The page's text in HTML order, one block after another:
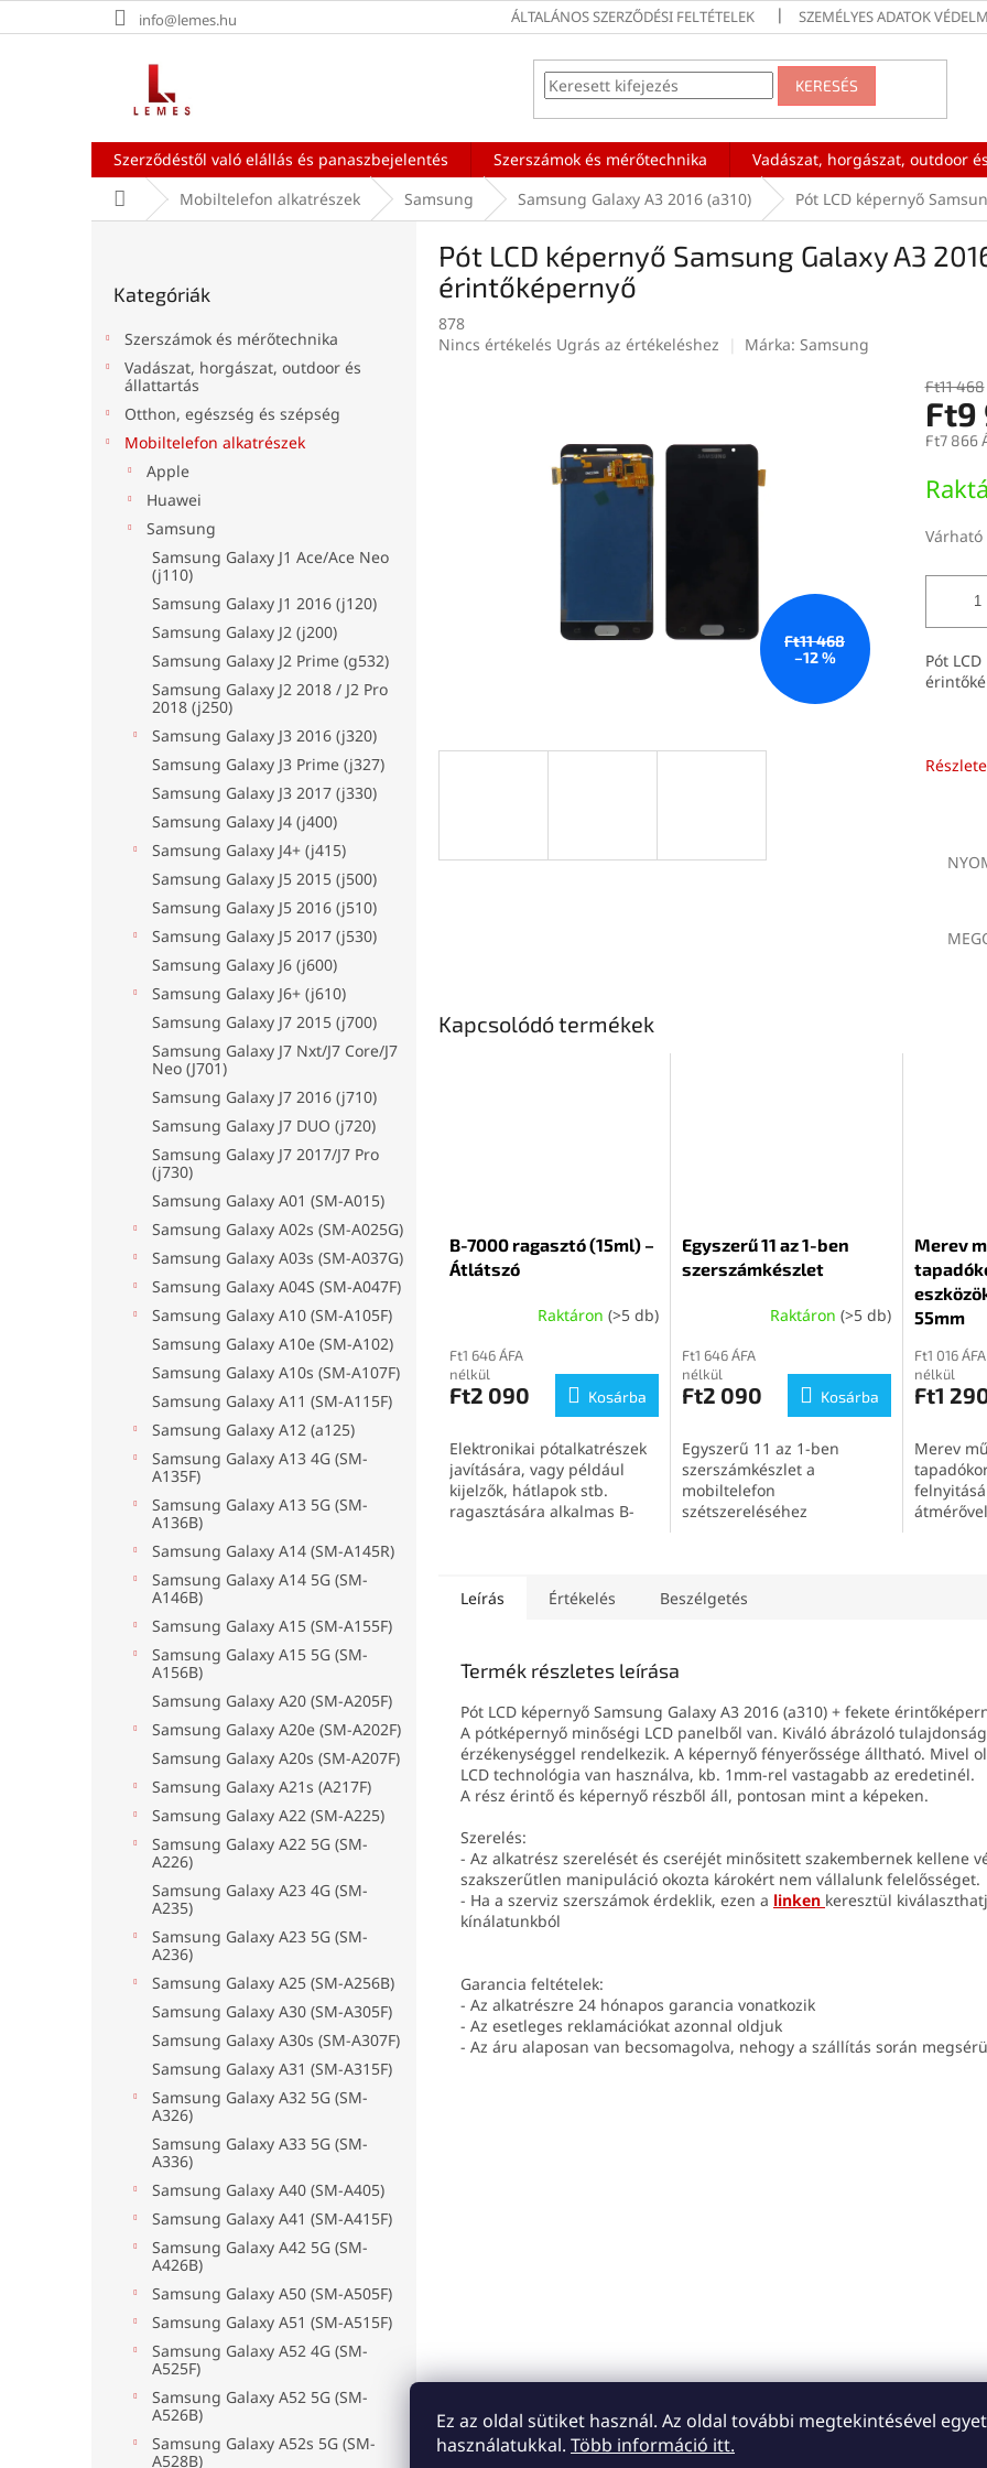
Ez az oldal sütiket használ. Az oldal további megtekintésével
használatukkal. Több információ itt.
a
info@lemes.hu ÁLTALÁNOS SZERZŐDÉSI FELTÉTELEK SZEMÉLYES ADATOK
KERESÉS
Szerződéstől való elállás és panaszbejelentés Szerszámok és mérőtechnika
Vadászat, horgászat, outdoor
KezdőlapMobiltelefon alkatrészek Samsung Samsung Galaxy A3 2016 (a310) Pót LCD képernyő
átugrása
Kategóriák
Szerszámok és mérőtechnika
Vadászat, horgászat, outdoor és
állattartás
Otthon, egészség és szépség
Mobiltelefon alkatrészek
Apple
Huawei
Samsung
Samsung Galaxy J1 Ace/Ace Neo
(j110)
Samsung Galaxy J1 2016 (j120)
Samsung Galaxy J2 (j200)
Samsung Galaxy J2 Prime (g532)
Samsung Galaxy J2 2018 / J2 Pro
2018 (j250)
Samsung Galaxy J3 2016 (j320)
Samsung Galaxy J3 Prime (j327)
Samsung Galaxy J3 2017 (j330)
Samsung Galaxy J4 (j400)
Samsung Galaxy J4+ (j415)
Samsung Galaxy J5 2015 (j500)
Samsung Galaxy J5 2016 (j510)
Samsung Galaxy J5 2017 (j530)
Samsung Galaxy J6 (j600)
Samsung Galaxy J6+ (j610)
Samsung Galaxy J7 2015 (j700)
Samsung Galaxy J7 Nxt/J7 Core/J7
Neo (J701)
Samsung Galaxy J7 2016 (j710)
Samsung Galaxy J7 DUO (j720)
Samsung Galaxy J7 2017/J7 Pro
(j730)
Samsung Galaxy A01 (SM-A015)
Samsung Galaxy A02s (SM-A025G)
Samsung Galaxy A03s (SM-A037G)
Samsung Galaxy A04S (SM-A047F)
Samsung Galaxy A10 (SM-A105F)
Samsung Galaxy A10e (SM-A102)
Samsung Galaxy A10s (SM-A107F)
Samsung Galaxy A11 (SM-A115F)
Samsung Galaxy A12 (a125)
Samsung Galaxy A13 4G (SM-
A135F)
Samsung Galaxy A13 5G (SM-
A136B)
Samsung Galaxy A14 (SM-A145R)
Samsung Galaxy A14 5G (SM-
A146B)
Samsung Galaxy A15 (SM-A155F)
Samsung Galaxy A15 5G (SM-
A156B)
Samsung Galaxy A20 (SM-A205F)
Samsung Galaxy A20e (SM-A202F)
Samsung Galaxy A20s (SM-A207F)
Samsung Galaxy A21s (A217F)
Samsung Galaxy A22 (SM-A225)
Samsung Galaxy A22 5G (SM-
A226)
Samsung Galaxy A23 4G (SM-
A235)
Samsung Galaxy A23 5G (SM-
A236)
Samsung Galaxy A25 (SM-A256B)
Samsung Galaxy A30 (SM-A305F)
Samsung Galaxy A30s (SM-A307F)
Samsung Galaxy A31 (SM-A315F)
Samsung Galaxy A32 5G (SM-
A326)
Samsung Galaxy A33 5G (SM-
A336)
Samsung Galaxy A40 (SM-A405)
Samsung Galaxy A41 (SM-A415F)
Samsung Galaxy A42 5G (SM-
A426B)
Samsung Galaxy A50 (SM-A505F)
Samsung Galaxy A51 (SM-A515F)
Samsung Galaxy A52 4G (SM-
A525F)
Samsung Galaxy A52 5G (SM-
A526B)
Samsung Galaxy A52s 5G (SM-
A528B)
Pót LCD képernyő Samsung Galaxy A3
érintőképernyő
878
A
Nincs értékelés Ugrás az értékeléshez Márka: Samsung
Ft11 468
–12 %
Ft11 468
Ft9
Ft7 866
Várható
Pót
Kapcsolódó termékek
B-7000 ragasztó (15ml) –
Átlátszó
Raktáron (>5 db)
Ft1 646 ÁFA
nélkül
Ft2 090 Kosárba
Elektronikai pótalkatrészek
javítására, vagy például
kijelzők, hátlapok stb.
ragasztására alkalmas B-
Egyszerű 11 az 1-ben
szerszámkészlet
Raktáron (>5 db)
Ft1 646 ÁFA
nélkül
Ft2 090 Kosárba
Egyszerű 11 az 1-ben
szerszámkészlet a
mobiltelefon
szétszereléséhez
Merev
55mm
Ft1 016 ÁFA
nélkül
Ft1
Merev
átmérővel
Leírás Értékelés Beszélgetés
Termék részletes leírása
Pót LCD képernyő Samsung Galaxy A3 2016 (a310) + fekete
A pótképernyő minőségi LCD panelből van. Kiváló ábrázoló
érzékenységgel rendelkezik. A képernyő fényerőssége álltható. Mivel
LCD technológia van használva, kb. 1mm-rel vastagabb az eredetinél.
A rész érintő és képernyő részből áll, pontosan mint a képeken.
Szerelés:
- Az alkatrész szerelését és cseréjét minősitett szakembernek kellene
szakszerűtlen manipuláció okozta károkért nem vállalunk felelősséget.
- Ha a szerviz szerszámok érdeklik, ezen a linken keresztül
kínálatunkból
Garancia feltételek:
- Az alkatrészre 24 hónapos garancia vonatkozik
- Az esetleges reklamációkat azonnal oldjuk
- Az áru alaposan van becsomagolva, nehogy a szállítás során